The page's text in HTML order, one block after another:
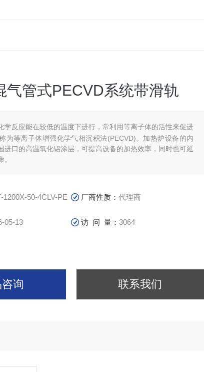
气管式PECVD系统带滑轨
学反应能在较低的温度下进行，常利用等离子体的活性来促进
为等离子体增强化学气相沉积法(PECVD)。加热炉设备的内
进口的高温氧化铝涂层，可提高设备的加热效率，同时也可延
1200X-50-4CLV-PE 厂商性质：代理商
05-13 访 问 量：3064
询 联系我们